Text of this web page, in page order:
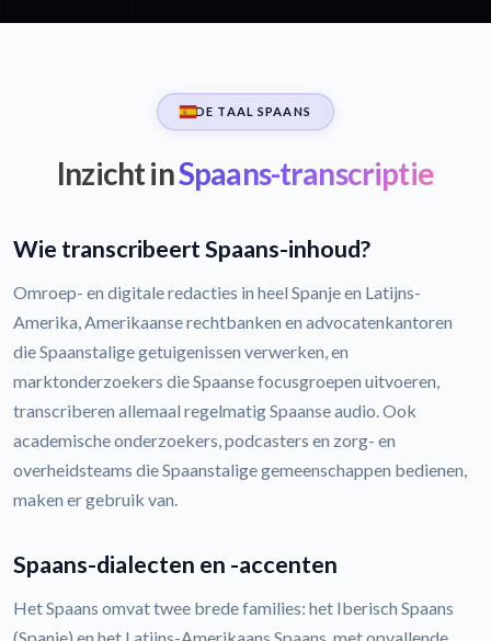
DE TAAL SPAANS
Inzicht inSpaans-transcriptie
Wie transcribeert Spaans-inhoud?
Omroep- en digitale redacties in heel Spanje en Latijns-
Amerika, Amerikaanse rechtbanken en advocatenkantoren
die Spaanstalige getuigenissen verwerken, en
marktonderzoekers die Spaanse focusgroepen uitvoeren,
transcriberen allemaal regelmatig Spaanse audio. Ook
academische onderzoekers, podcasters en zorg- en
overheidsteams die Spaanstalige gemeenschappen bedienen,
maken er gebruik van.
Spaans-dialecten en -accenten
Het Spaans omvat twee brede families: het Iberisch Spaans